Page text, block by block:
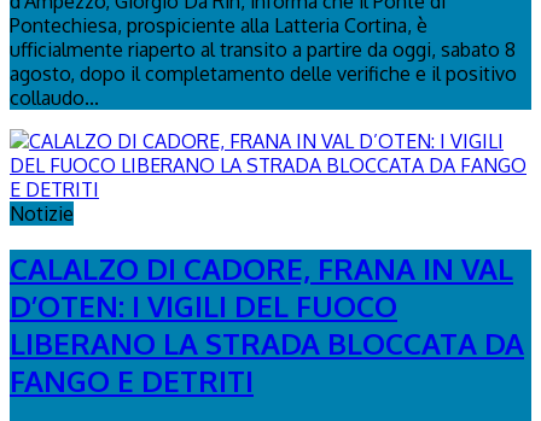
Pontechiesa, prospiciente alla Latteria Cortina, è
ufficialmente riaperto al transito a partire da oggi, sabato 8
agosto, dopo il completamento delle verifiche e il positivo
collaudo...
Notizie
CALALZO DI CADORE, FRANA IN VAL
D’OTEN: I VIGILI DEL FUOCO
LIBERANO LA STRADA BLOCCATA DA
FANGO E DETRITI